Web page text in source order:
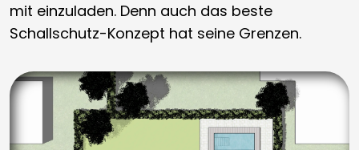
mit einzuladen. Denn auch das beste
Schallschutz-Konzept hat seine Grenzen.